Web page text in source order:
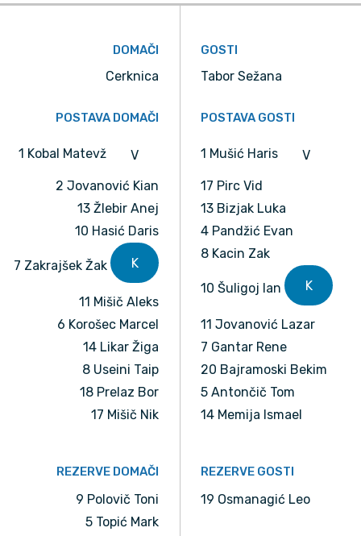
DOMAČI
Cerknica
GOSTI
Tabor Sežana
POSTAVA DOMAČI
1 Kobal Matevž V
2 Jovanović Kian
13 Žlebir Anej
10 Hasić Daris
7 Zakrajšek Žak K
11 Mišič Aleks
6 Korošec Marcel
14 Likar Žiga
8 Useini Taip
18 Prelaz Bor
17 Mišič Nik
POSTAVA GOSTI
1 Mušić Haris V
17 Pirc Vid
13 Bizjak Luka
4 Pandžić Evan
8 Kacin Zak
10 Šuligoj Ian K
11 Jovanović Lazar
7 Gantar Rene
20 Bajramoski Bekim
5 Antončič Tom
14 Memija Ismael
REZERVE DOMAČI
9 Polovič Toni
5 Topić Mark
REZERVE GOSTI
19 Osmanagić Leo